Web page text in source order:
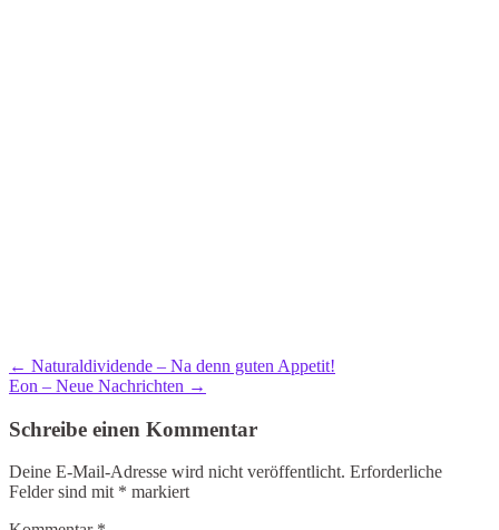
← Naturaldividende – Na denn guten Appetit!
Eon – Neue Nachrichten →
Schreibe einen Kommentar
Deine E-Mail-Adresse wird nicht veröffentlicht. Erforderliche
Felder sind mit * markiert